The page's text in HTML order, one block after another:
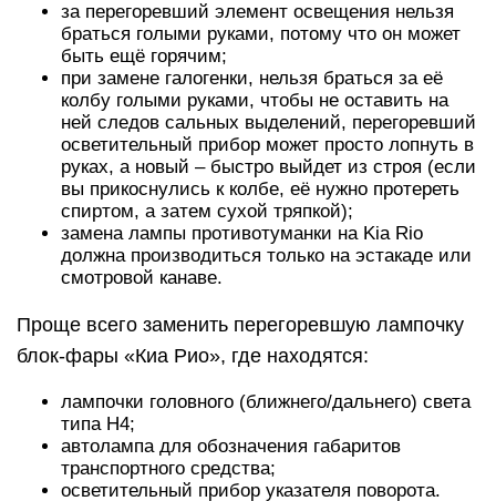
за перегоревший элемент освещения нельзя
браться голыми руками, потому что он может
быть ещё горячим;
при замене галогенки, нельзя браться за её
колбу голыми руками, чтобы не оставить на
ней следов сальных выделений, перегоревший
осветительный прибор может просто лопнуть в
руках, а новый – быстро выйдет из строя (если
вы прикоснулись к колбе, её нужно протереть
спиртом, а затем сухой тряпкой);
замена лампы противотуманки на Kia Rio
должна производиться только на эстакаде или
смотровой канаве.
Проще всего заменить перегоревшую лампочку
блок-фары «Киа Рио», где находятся:
лампочки головного (ближнего/дальнего) света
типа Н4;
автолампа для обозначения габаритов
транспортного средства;
осветительный прибор указателя поворота.